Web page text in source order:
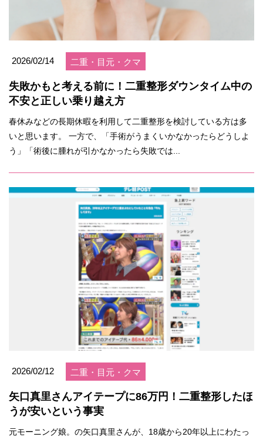
2026/02/14 二重・目元・クマ
失敗かもと考える前に！二重整形ダウンタイム中の
不安と正しい乗り越え方
春休みなどの長期休暇を利用して二重整形を検討している方は多
いと思います。 一方で、「手術がうまくいかなかったらどうしよ
う」「術後に腫れが引かなかったら失敗では...
2026/02/12 二重・目元・クマ
矢口真里さんアイテープに86万円！二重整形したほ
うが安いという事実
元モーニング娘。の矢口真里さんが、18歳から20年以上にわたっ